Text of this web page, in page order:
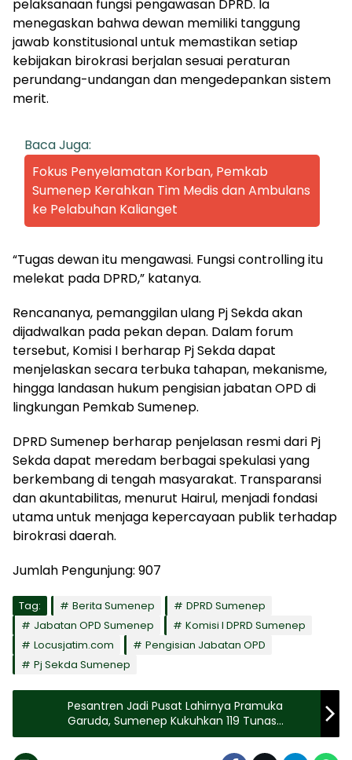
pelaksanaan fungsi pengawasan DPRD. Ia
menegaskan bahwa dewan memiliki tanggung
jawab konstitusional untuk memastikan setiap
kebijakan birokrasi berjalan sesuai peraturan
perundang-undangan dan mengedepankan sistem
merit.
Baca Juga:
Fokus Penyelamatan Korban, Pemkab
Sumenep Kerahkan Tim Medis dan Ambulans
ke Pelabuhan Kalianget
“Tugas dewan itu mengawasi. Fungsi controlling itu
melekat pada DPRD,” katanya.
Rencananya, pemanggilan ulang Pj Sekda akan
dijadwalkan pada pekan depan. Dalam forum
tersebut, Komisi I berharap Pj Sekda dapat
menjelaskan secara terbuka tahapan, mekanisme,
hingga landasan hukum pengisian jabatan OPD di
lingkungan Pemkab Sumenep.
DPRD Sumenep berharap penjelasan resmi dari Pj
Sekda dapat meredam berbagai spekulasi yang
berkembang di tengah masyarakat. Transparansi
dan akuntabilitas, menurut Hairul, menjadi fondasi
utama untuk menjaga kepercayaan publik terhadap
birokrasi daerah.
Jumlah Pengunjung: 907
Tag: Berita Sumenep
DPRD Sumenep
Jabatan OPD Sumenep
Komisi I DPRD Sumenep
Locusjatim.com
Pengisian Jabatan OPD
Pj Sekda Sumenep
Pesantren Jadi Pusat Lahirnya Pramuka
Garuda, Sumenep Kukuhkan 119 Tunas
Teladan